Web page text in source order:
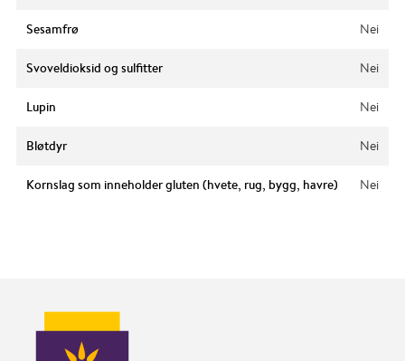
Sesamfrø Nei
Svoveldioksid og sulfitter Nei
Lupin Nei
Bløtdyr Nei
Kornslag som inneholder gluten (hvete, rug, bygg, havre) Nei